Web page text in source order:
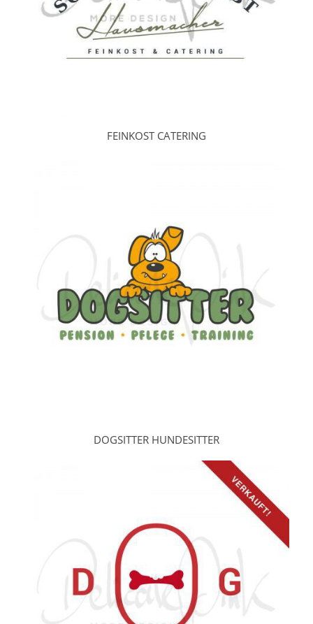
FEINKOST CATERING
DOGSITTER HUNDESITTER